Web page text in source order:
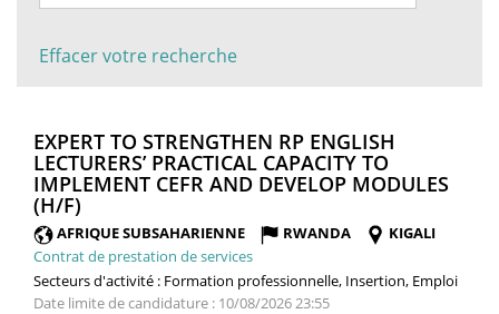
Effacer votre recherche
EXPERT TO STRENGTHEN RP ENGLISH
LECTURERS’ PRACTICAL CAPACITY TO
IMPLEMENT CEFR AND DEVELOP MODULES
(H/F)
FENÊTRE)
AFRIQUE SUBSAHARIENNE RWANDA
KIGALI
Contrat de prestation de services
Secteurs d'activité : Formation professionnelle, Insertion, Emploi
Date limite de candidature : 10/08/2026 23:55